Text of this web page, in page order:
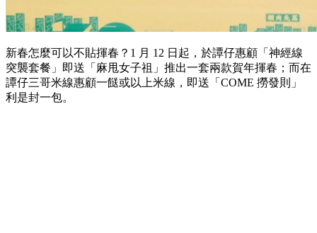
新春怎麼可以不貼揮春？1 月 12 日起，於譚仔惠顧「神經線
突襲套餐」即送「麻甩女子祖」推出一套兩款賀年揮春；而在
譚仔三哥米線惠顧一餸或以上米線，即送「COME 撈發則」
利是封一包。